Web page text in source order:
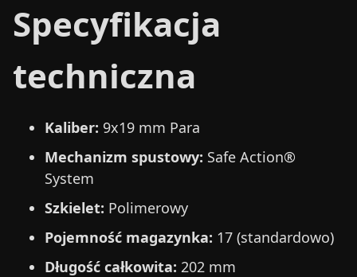
Specyfikacja
techniczna
Kaliber: 9x19 mm Para
Mechanizm spustowy: Safe Action®
System
Szkielet: Polimerowy
Pojemność magazynka: 17 (standardowo)
Długość całkowita: 202 mm